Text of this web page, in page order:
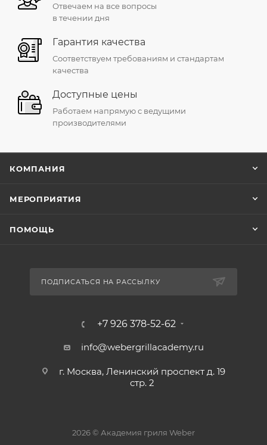
Отвечаем на все вопросы
в течении дня
Гарантия качества
Соответствуем требованиям и стандартам
качества
Доступные цены
Работаем напрямую с ведущими
производителями
КОМПАНИЯ
МЕРОПРИЯТИЯ
ПОМОЩЬ
ПОДПИСАТЬСЯ НА РАССЫЛКУ
+7 926 378-52-62
info@webergrillacademy.ru
г. Москва, Ленинский проспект д. 19
стр. 2
2026 © Академия гриля Weber